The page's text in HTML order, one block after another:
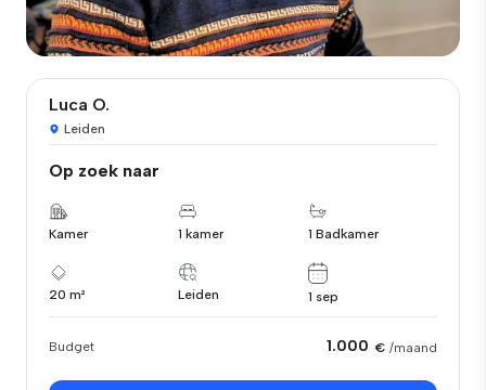
Luca O.
Leiden
Op zoek naar
Kamer 1 kamer 1 Badkamer
20 m² Leiden 1 sep
Budget 1.000 € /maand